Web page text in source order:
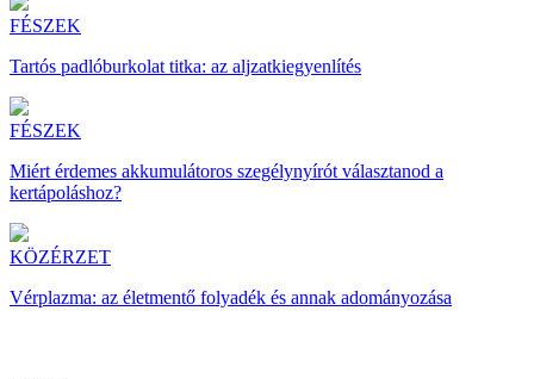
FÉSZEK
Tartós padlóburkolat titka: az aljzatkiegyenlítés
FÉSZEK
Miért érdemes akkumulátoros szegélynyírót választanod a
kertápoláshoz?
KÖZÉRZET
Vérplazma: az életmentő folyadék és annak adományozása